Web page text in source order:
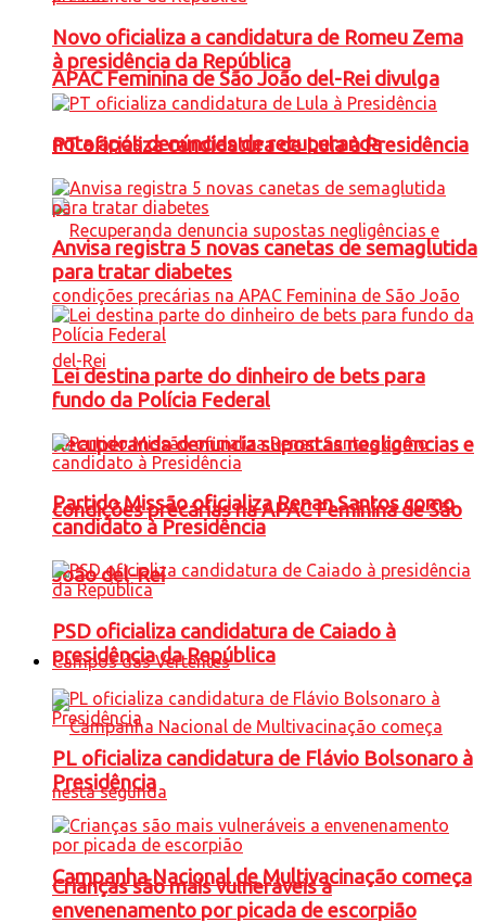
APAC Feminina de São João del-Rei divulga
nota após denúncias de recuperanda
Recuperanda denuncia supostas negligências e
condições precárias na APAC Feminina de São
João del-Rei
Campos das Vertentes
Campanha Nacional de Multivacinação começa
Novo oficializa a candidatura de Romeu Zema
à presidência da República
PT oficializa candidatura de Lula à Presidência
Anvisa registra 5 novas canetas de semaglutida
para tratar diabetes
Lei destina parte do dinheiro de bets para
fundo da Polícia Federal
Partido Missão oficializa Renan Santos como
candidato à Presidência
PSD oficializa candidatura de Caiado à
presidência da República
PL oficializa candidatura de Flávio Bolsonaro à
Presidência
Crianças são mais vulneráveis a
envenenamento por picada de escorpião